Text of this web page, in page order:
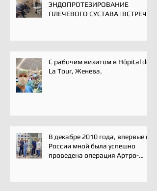
ЭНДОПРОТЕЗИРОВАНИЕ
ПЛЕЧЕВОГО СУСТАВА |ВСТРЕЧА
С рабочим визитом в Hôpital de
La Tour, Женева.
В декабре 2010 года, впервые в
России мной была успешно
проведена операция Артро-